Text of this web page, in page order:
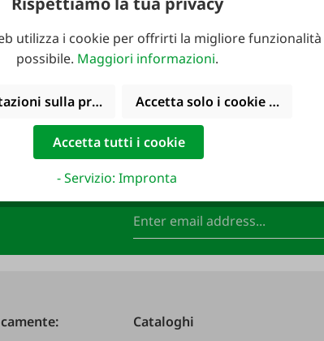
un
Indirizzo e-mail
Cataloghi
utilizza i cookie per offrirti la migliore funzionalità
possibile. Maggiori informazioni.
sulla privacy Accetta solo i cookie funzionali
Accetta tutti i cookie
- Servizio: Impronta